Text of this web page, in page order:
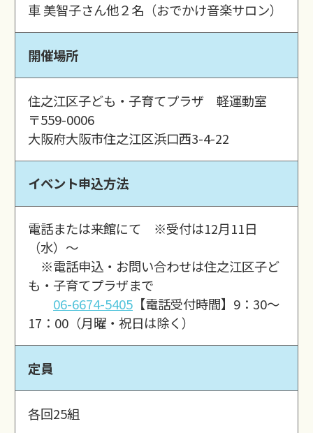
車 美智子さん他２名（おでかけ音楽サロン）
開催場所
住之江区子ども・子育てプラザ 軽運動室
〒559-0006
大阪府大阪市住之江区浜口西3-4-22
イベント申込方法
電話または来館にて ※受付は12月11日
（水）～
※電話申込・お問い合わせは住之江区子ど
も・子育てプラザまで
06-6674-5405 【電話受付時間】9：30～
17：00（月曜・祝日は除く）
定員
各回25組